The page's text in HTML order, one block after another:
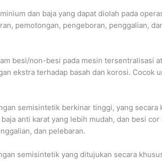
dan baja yang dapat diolah pada
pemotongan, pengeboran, penggalian,
besi/non-besi pada mesin tersentralisasi
ekstra terhadap basah dan korosi. Cocok
semisintetik berkinar tinggi, yang
anti karat yang lebih mudah, dan besi
dan pelebaran.
semisintetik yang ditujukan secara